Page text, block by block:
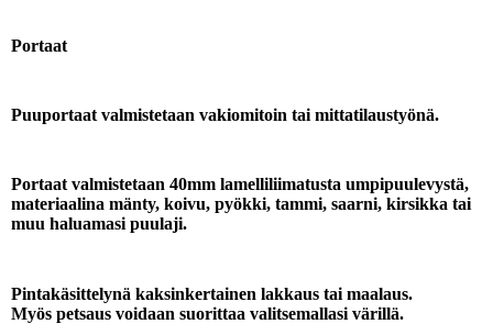
Portaat
Puuportaat valmistetaan vakiomitoin tai mittatilaustyönä.
Portaat valmistetaan 40mm lamelliliimatusta umpipuulevystä,
materiaalina mänty, koivu, pyökki, tammi, saarni, kirsikka tai
muu haluamasi puulaji.
Pintakäsittelynä kaksinkertainen lakkaus tai maalaus.
Myös petsaus voidaan suorittaa valitsemallasi värillä.